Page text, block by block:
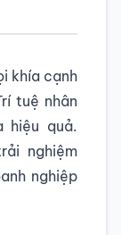
khía cạnh
tuệ nhân
hiệu quả.
nghiệm
nghiệp